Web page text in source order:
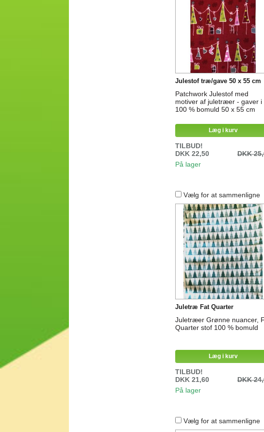
Julestof træ/gave 50 x 55 cm
Patchwork Julestof med
motiver af juletræer - gaver i
100 % bomuld 50 x 55 cm
Læg i kurv
TILBUD!
DKK 22,50
DKK
På lager
Vælg for at sammenligne
Juletræ Fat Quarter
Juletræer Grønne nuancer,
Quarter stof 100 % bomuld
Læg i kurv
TILBUD!
DKK 21,60
DKK
På lager
Vælg for at sammenligne